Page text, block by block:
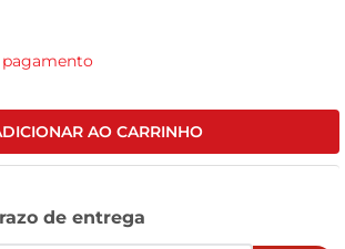
pagamento
AO CARRINHO
de entrega